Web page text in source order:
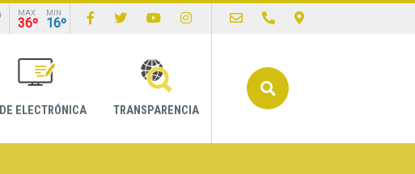
MAX
36º
MIN
16º
ELECTRÓNICA TRANSPARENCIA